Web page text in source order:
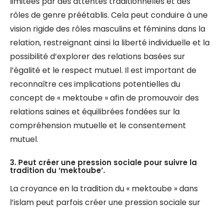
rôles de genre préétablis. Cela peut conduire à une
vision rigide des rôles masculins et féminins dans la
relation, restreignant ainsi la liberté individuelle et la
possibilité d’explorer des relations basées sur
l’égalité et le respect mutuel. Il est important de
reconnaître ces implications potentielles du
concept de « mektoube » afin de promouvoir des
relations saines et équilibrées fondées sur la
compréhension mutuelle et le consentement
mutuel.
3. Peut créer une pression sociale pour suivre la
tradition du ‘mektoube’.
La croyance en la tradition du « mektoube » dans
l’islam peut parfois créer une pression sociale sur